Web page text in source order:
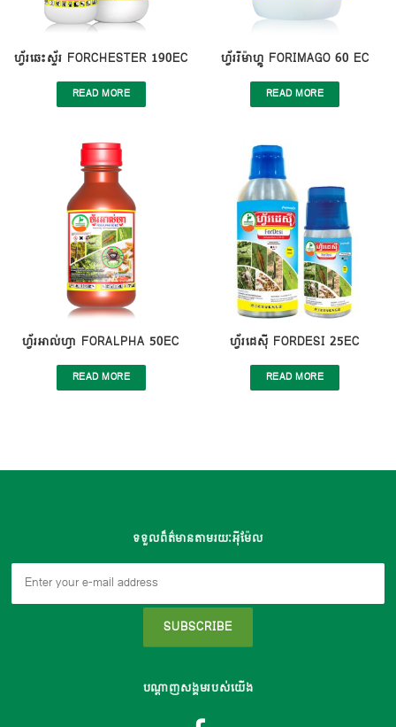
ហ្វ័រឆេះស្ទ័រ FORCHESTER 190EC
READ MORE
ហ្វ័ររីម៉ាហ្គូ FORIMAGO 60 EC
READ MORE
ហ្វ័រអាល់ហ្វា FORALPHA 50EC
READ MORE
ហ្វ័រដេស៊ី FORDESI 25EC
READ MORE
ទទួលព៏ត៌មានតាមរយៈអុីម៉ែល
បណ្តាញសង្គមរបស់យើង